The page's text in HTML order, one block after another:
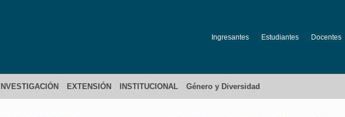
Ingresantes Estudiantes Docentes
INVESTIGACIÓN EXTENSIÓN INSTITUCIONAL Género y Diversidad